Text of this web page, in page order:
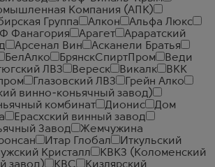
Компания (АПК)
Группа
Алкон
Альфа Люкс
Фанагория Арагет
Араратский
Арсенал Вин
Асканели Братья
БелАлко БрянскСпиртПром
Веди
ЛВЗ Вереск Викалк
ВКК
Глазовский ЛВЗ
Грейн Алко
винно-коньячный завод)
комбинат
Дионис
Дом
Ерасхский винный завод
Завод
Жемчужина
Итар Глобал
Иткульский
Кристалл
КВКЗ (Коломенский